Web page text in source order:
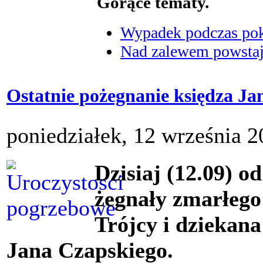
Wypadek podczas
Nad zalewem
Ostatnie pożegnanie księdza
poniedziałek, 12 września
Dzisiaj (12.09)
żegnały
Trójcy i
Jana Czapskiego.